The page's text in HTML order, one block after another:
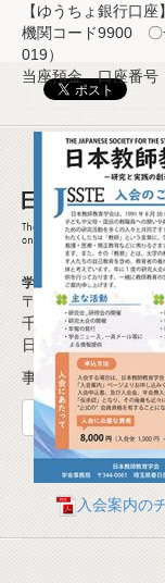
【ゆうちょ銀行口座】
機関コード9900 〇
019）
当座預金 口座番
入会案内の
学会事務局
〒277-0941
千葉県柏市高柳
日本教師教育学会事
事務局長 米沢 崇(
お問合せフォーム